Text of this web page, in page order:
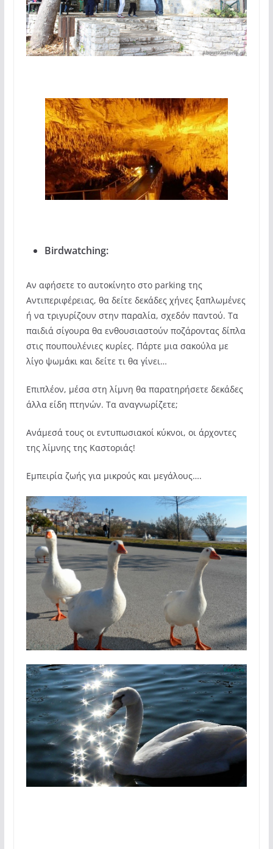
Birdwatching:
Αν αφήσετε το αυτοκίνητο στο parking της
Αντιπεριφέρειας, θα δείτε δεκάδες χήνες ξαπλωμένες
ή να τριγυρίζουν στην παραλία, σχεδόν παντού. Τα
παιδιά σίγουρα θα ενθουσιαστούν ποζάροντας δίπλα
στις πουπουλένιες κυρίες. Πάρτε μια σακούλα με
λίγο ψωμάκι και δείτε τι θα γίνει…
Επιπλέον, μέσα στη λίμνη θα παρατηρήσετε δεκάδες
άλλα είδη πτηνών. Τα αναγνωρίζετε;
Ανάμεσά τους οι εντυπωσιακοί κύκνοι, οι άρχοντες
της λίμνης της Καστοριάς!
Εμπειρία ζωής για μικρούς και μεγάλους….